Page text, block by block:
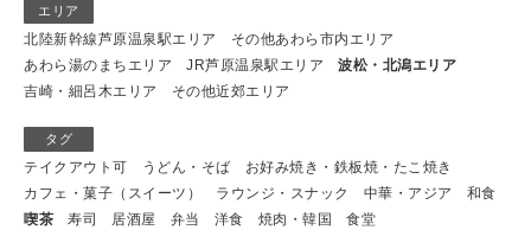
エリア
北陸新幹線芦原温泉駅エリア
その他あわら市内エリア
あわら湯のまちエリア
JR芦原温泉駅エリア
波松・北潟エリア
吉崎・細呂木エリア
その他近郊エリア
タグ
テイクアウト可 うどん・そば
お好み焼き・鉄板焼・たこ焼き
カフェ・菓子（スイーツ）
ラウンジ・スナック 中華・アジア
和食
喫茶
寿司 居酒屋 弁当 洋食 焼肉・韓国 食堂